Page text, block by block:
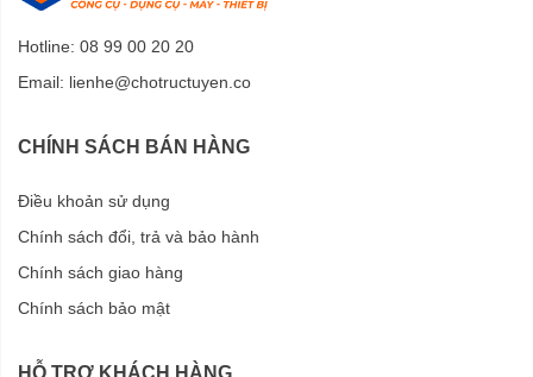
Hotline: 08 99 00 20 20
Email: lienhe@chotructuyen.co
CHÍNH SÁCH BÁN HÀNG
Điều khoản sử dụng
Chính sách đổi, trả và bảo hành
Chính sách giao hàng
Chính sách bảo mật
HỖ TRỢ KHÁCH HÀNG